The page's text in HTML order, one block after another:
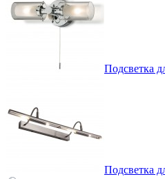
Подсветка
Подсветка